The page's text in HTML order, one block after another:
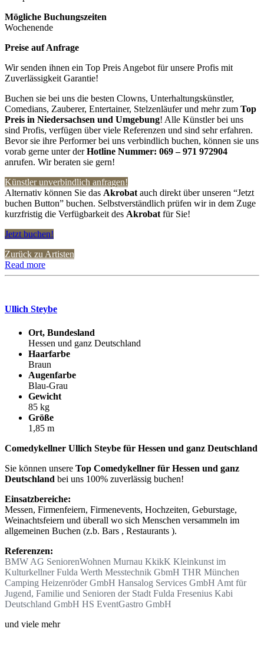
Mögliche Buchungszeiten
Wochenende
Preise auf Anfrage
Wir senden ihnen ein Top Preis Angebot für unsere Profis mit
Zuverlässigkeit Garantie!
Buchen sie bei uns die besten Clowns, Unterhaltungskünstler,
Comedians, Zauberer, Entertainer, Stelzenläufer und mehr zum Top
Preis in Niedersachsen und Umgebung! Alle Künstler bei uns
sind Profis, verfügen über viele Referenzen und sind sehr erfahren.
Bevor sie ihre Performer bei uns verbindlich buchen, können sie uns
vorab gerne unter derHotline Nummer: 069 – 971 972904
anrufen. Wir beraten sie gern!
Künstler unverbindlich anfragen!
Alternativ können Sie das Akrobat auch direkt über unseren “Jetzt
buchen Button” buchen. Selbstverständlich prüfen wir in dem Zuge
kurzfristig die Verfügbarkeit des Akrobat für Sie!
Jetzt buchen!
Zurück zu Artisten
Read more
Ullich Steybe
Ort, Bundesland
Hessen und ganz Deutschland
Haarfarbe
Braun
Augenfarbe
Blau-Grau
Gewicht
85 kg
Größe
1,85 m
Comedykellner Ullich Steybe für Hessen und ganz Deutschland
Sie können unsere Top Comedykellner für Hessen und ganz
Deutschland bei uns 100% zuverlässig buchen!
Einsatzbereiche:
Messen, Firmenfeiern, Firmenevents, Hochzeiten, Geburstage,
Weinachtsfeiern und überall wo sich Menschen versammeln im
allgemeinen Buchen (z.b. Bars , Restaurants ).
Referenzen:
BMW AG SeniorenWohnen Murnau KkikK Kleinkunst im
Kulturkellner Fulda Werth Messtechnik GbmH THR München
Camping Heizenröder GmbH Hansalog Services GmbH Amt für
Jugend, Familie und Senioren der Stadt Fulda Fresenius Kabi
Deutschland GmbH HS EventGastro GmbH
und viele mehr